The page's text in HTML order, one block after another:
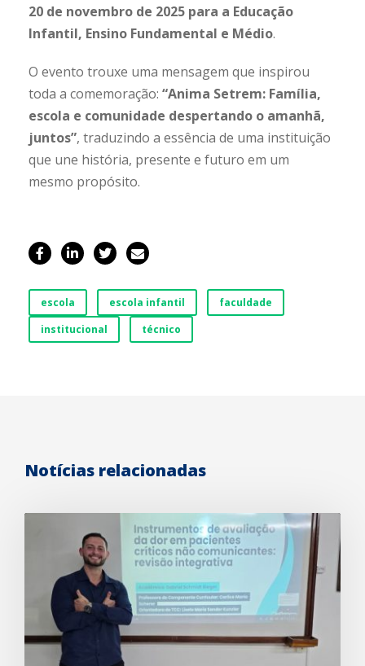
20 de novembro de 2025 para a Educação
Infantil, Ensino Fundamental e Médio.
O evento trouxe uma mensagem que inspirou
toda a comemoração: “Anima Setrem: Família,
escola e comunidade despertando o amanhã,
juntos”, traduzindo a essência de uma instituição
que une história, presente e futuro em um
mesmo propósito.
escola escola infantil
faculdade
institucional
técnico
Notícias relacionadas